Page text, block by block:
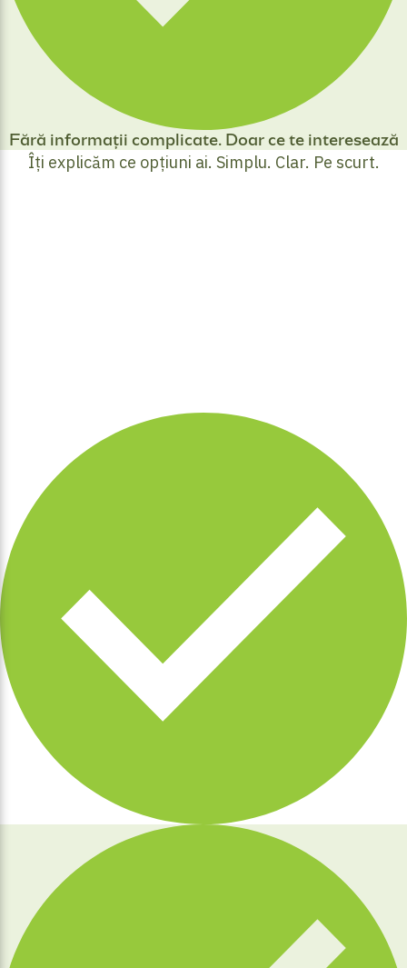
Fără informații complicate. Doar ce te interesează
Îți explicăm ce opțiuni ai. Simplu. Clar. Pe scurt.